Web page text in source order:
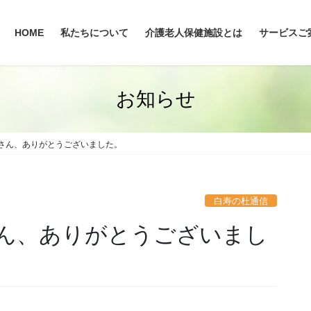
HOME 私たちについて 介護老人保健施設とは サービスご
お知らせ
ん、ありがとうございました。
白寿の杜通信
、ありがとうございまし